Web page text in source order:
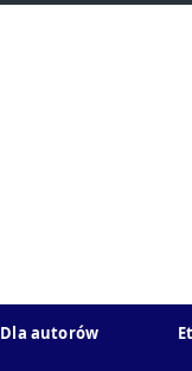
Dla autorów